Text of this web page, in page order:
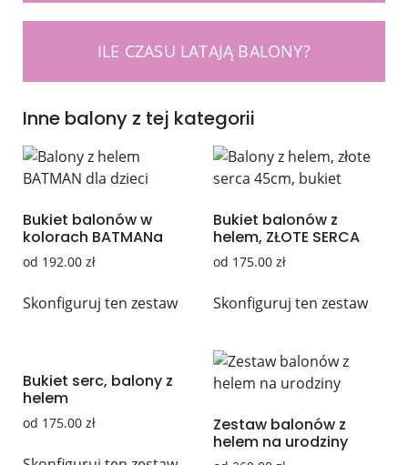
ILE CZASU LATAJĄ BALONY?
Inne balony z tej kategorii
Bukiet balonów w
kolorach BATMANa
od 192.00 zł
Skonfiguruj ten zestaw
Bukiet balonów z
helem, ZŁOTE SERCA
od 175.00 zł
Skonfiguruj ten zestaw
Bukiet serc, balony z
helem
od 175.00 zł
Zestaw balonów z
helem na urodziny